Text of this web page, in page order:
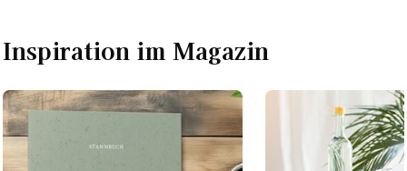
Inspiration im Magazin